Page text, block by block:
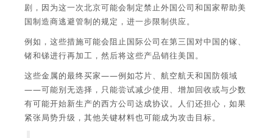
剧，因为这一次北京可能会制定禁止外国公司和国家帮助美
国制造商逃避管制的规定，进一步限制供应。
例如，这些措施可能会阻止国际公司在第三国对中国的镓、
锗和锑进行再加工，然后将这些产品销往美国。
这些金属的最终买家——例如芯片、航空航天和国防领域
——可能别无选择，只能尝试减少使用、增加回收或与少数
有可能开始新生产的西方公司达成协议。人们还担心，如果
紧张局势升级，其他关键材料也可能成为攻击目标。